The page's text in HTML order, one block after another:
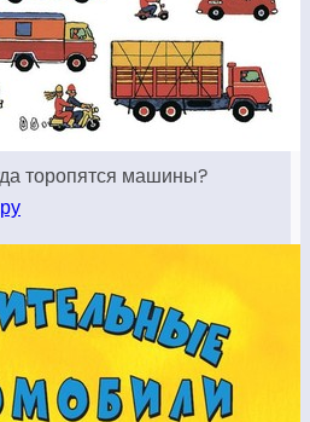
торопятся машины?